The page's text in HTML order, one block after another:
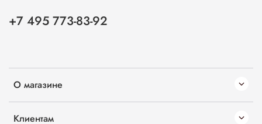
О магазине
Клиентам
+7 495 773-83-92